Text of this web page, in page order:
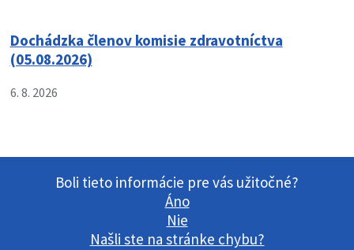
Dochádzka členov komisie zdravotníctva
(05.08.2026)
6. 8. 2026
Boli tieto informácie pre vás užitočné?
Áno
Nie
Našli ste na stránke chybu?